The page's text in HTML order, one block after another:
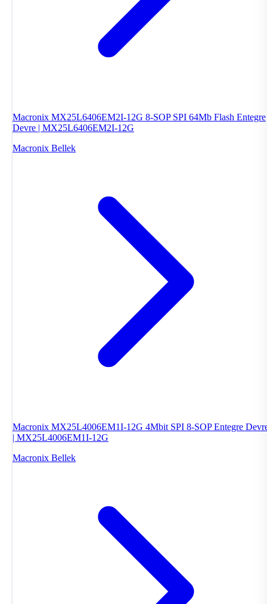
Macronix MX25L6406EM2I-12G 8-SOP SPI 64Mb Flash Entegre
Devre | MX25L6406EM2I-12G
Macronix Bellek
Macronix MX25L4006EM1I-12G 4Mbit SPI 8-SOP Entegre
| MX25L4006EM1I-12G
Macronix Bellek